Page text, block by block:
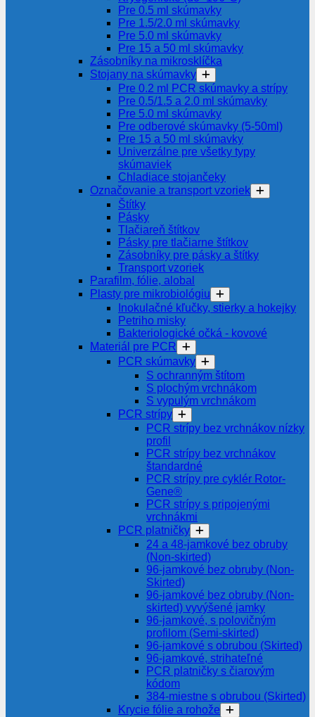
Pre 0.5 ml skúmavky
Pre 1.5/2.0 ml skúmavky
Pre 5.0 ml skúmavky
Pre 15 a 50 ml skúmavky
Zásobníky na mikrosklíčka
Stojany na skúmavky
Pre 0.2 ml PCR skúmavky a strípy
Pre 0.5/1.5 a 2.0 ml skúmavky
Pre 5.0 ml skúmavky
Pre odberové skúmavky (5-50ml)
Pre 15 a 50 ml skúmavky
Univerzálne pre všetky typy
skúmaviek
Chladiace stojančeky
Označovanie a transport vzoriek
Štítky
Pásky
Tlačiareň štítkov
Pásky pre tlačiarne štítkov
Zásobníky pre pásky a štítky
Transport vzoriek
Parafilm, fólie, alobal
Plasty pre mikrobiológiu
Inokulačné kľučky, stierky a hokejky
Petriho misky
Bakteriologické očká - kovové
Materiál pre PCR
PCR skúmavky
S ochranným štítom
S plochým vrchnákom
S vypulým vrchnákom
PCR strípy
PCR strípy bez vrchnákov nízky
profil
PCR strípy bez vrchnákov
štandardné
PCR strípy pre cyklér Rotor-
Gene®
PCR strípy s pripojenými
vrchnákmi
PCR platničky
24 a 48-jamkové bez obruby
(Non-skirted)
96-jamkové bez obruby (Non-
Skirted)
96-jamkové bez obruby (Non-
skirted) vyvýšené jamky
96-jamkové, s polovičným
profilom (Semi-skirted)
96-jamkové s obrubou (Skirted)
96-jamkové, strihateľné
PCR platničky s čiarovým
kódom
384-miestne s obrubou (Skirted)
Krycie fólie a rohože